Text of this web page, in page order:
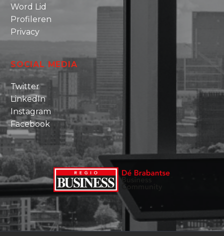
Word Lid
Profileren
Privacy
SOCIAL MEDIA
Twitter
LinkedIn
Instagram
Facebook